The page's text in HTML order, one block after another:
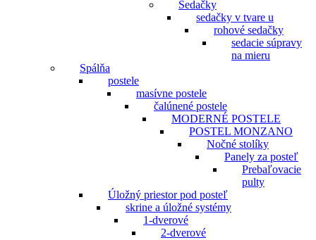
Sedačky
sedačky v tvare u
rohové sedačky
sedacie súpravy
na mieru
Spálňa
postele
masívne postele
čalúnené postele
MODERNÉ POSTELE
POSTEL MONZANO
Nočné stolíky
Panely za posteľ
Prebaľovacie
pulty
Úložný priestor pod posteľ
skrine a úložné systémy
1-dverové
2-dverové